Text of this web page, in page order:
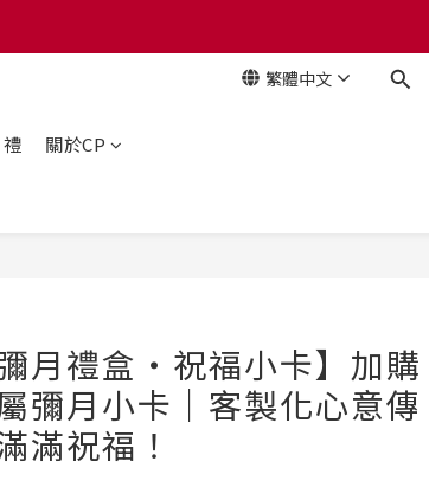
滿 $2000 贈品牌毛氈袋
滿 $2000 贈品牌毛氈袋
繁體中文
關於CP
彌月禮盒・祝福小卡】加購
彌月小卡｜客製化心意傳
滿祝福！